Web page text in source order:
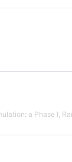
a Phase I,